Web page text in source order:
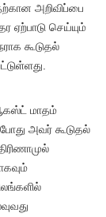
அறிவிப்பை
ஏற்பாடு செய்யும்
கூடுதல்
மாதம்
அவர் கூடுதல்